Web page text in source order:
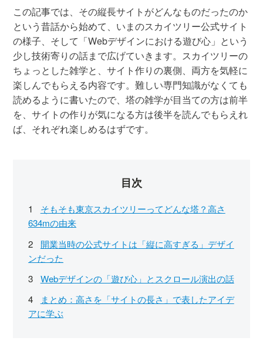
この記事では、その縦長サイトがどんなものだったのか
という昔話から始めて、いまのスカイツリー公式サイト
の様子、そして「Webデザインにおける遊び心」という
少し技術寄りの話まで広げていきます。スカイツリーの
ちょっとした雑学と、サイト作りの裏側、両方を気軽に
楽しんでもらえる内容です。難しい専門知識がなくても
読めるように書いたので、塔の雑学が目当ての方は前半
を、サイトの作りが気になる方は後半を読んでもらえれ
ば、それぞれ楽しめるはずです。
目次
そもそも東京スカイツリーってどんな塔？高さ
634mの由来
開業当時の公式サイトは「縦に高すぎる」デザイ
ンだった
Webデザインの「遊び心」とスクロール演出の話
まとめ：高さを「サイトの長さ」で表したアイデ
アに学ぶ